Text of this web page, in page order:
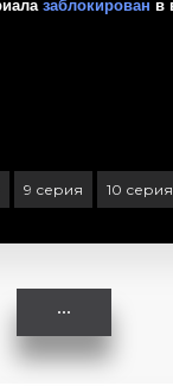
9 серия 10 серия